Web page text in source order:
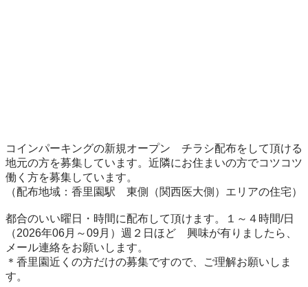
コインパーキングの新規オープン　チラシ配布をして頂ける
地元の方を募集しています。近隣にお住まいの方でコツコツ
働く方を募集しています。
（配布地域：香里園駅　東側（関西医大側）エリアの住宅）
都合のいい曜日・時間に配布して頂けます。１～４時間/日
（2026年06月～09月）週２日ほど　興味が有りましたら、
メール連絡をお願いします。
＊香里園近くの方だけの募集ですので、ご理解お願いしま
す。